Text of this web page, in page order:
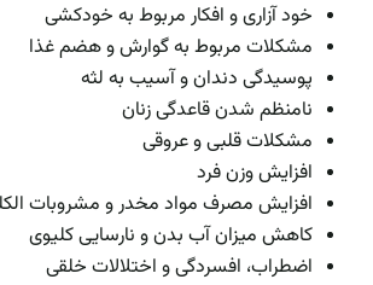
خود آزاری و افکار مربوط به خودکشی
مشکلات مربوط به گوارش و هضم غذا
پوسیدگی دندان و آسیب به لثه
نامنظم شدن قاعدگی زنان
مشکلات قلبی و عروقی
افزایش وزن فرد
افزایش مصرف مواد مخدر و مشروبات
کاهش میزان آب بدن و نارسایی کلیوی
اضطراب، افسردگی و اختلالات خلقی